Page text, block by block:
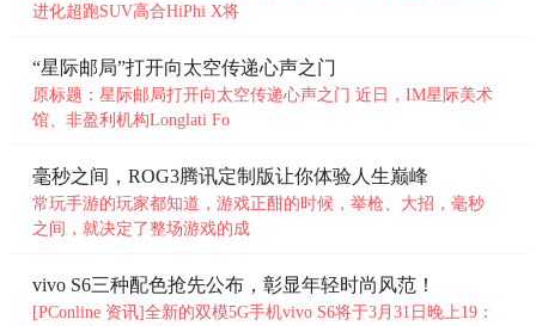
进化超跑SUV高合HiPhi X将
“星际邮局”打开向太空传递心声之门
原标题：星际邮局打开向太空传递心声之门 近日，IM星际美术
馆、非盈利机构Longlati Fo
毫秒之间，ROG3腾讯定制版让你体验人生巅峰
常玩手游的玩家都知道，游戏正酣的时候，举枪、大招，毫秒
之间，就决定了整场游戏的成
vivo S6三种配色抢先公布，彰显年轻时尚风范！
[PConline 资讯]全新的双模5G手机vivo S6将于3月31日晚上19：